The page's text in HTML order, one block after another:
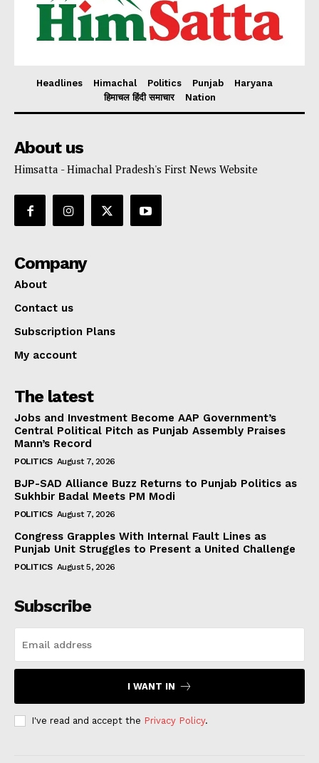
Headlines Himachal Politics Punjab
Haryana
हिमाचल हिंदी समाचार
Nation
About us
Himsatta - Himachal Pradesh's First News Website
Company
About
Contact us
Subscription Plans
My account
The latest
Jobs and Investment Become AAP Government’s
Central Political Pitch as Punjab Assembly Praises
Mann’s Record
POLITICS August 7, 2026
BJP-SAD Alliance Buzz Returns to Punjab Politics as
Sukhbir Badal Meets PM Modi
POLITICS August 7, 2026
Congress Grapples With Internal Fault Lines as
Punjab Unit Struggles to Present a United Challenge
POLITICS August 5, 2026
Subscribe
I WANT IN
I've read and accept the Privacy Policy.